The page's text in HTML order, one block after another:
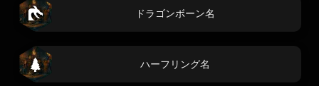
ドラゴンボーン名
ハーフリング名